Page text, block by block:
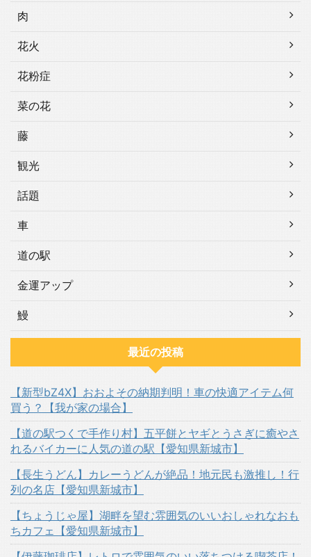
肉
花火
花粉症
菜の花
藤
観光
話題
車
道の駅
金運アップ
鰻
最近の投稿
【新型bZ4X】おおよその納期判明！車の快適アイテム何
買う？【我が家の場合】
【道の駅つくで手作り村】五平餅とヤギとうさぎに癒やさ
れるバイカーに人気の道の駅【愛知県新城市】
【長生うどん】カレーうどんが絶品！地元民も激推し！行
列の名店【愛知県新城市】
【ちょうじゃ屋】湖畔を望む雰囲気のいいおしゃれなおも
ちカフェ【愛知県新城市】